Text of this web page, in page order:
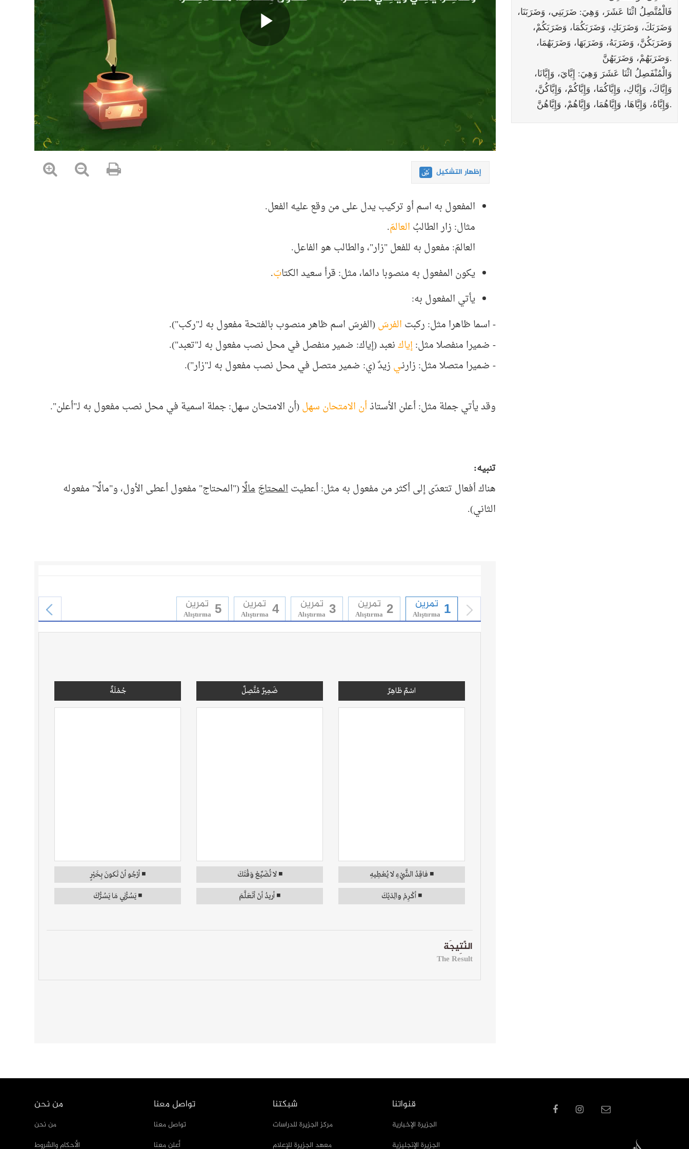
إظهار التشكيل
المفعول به اسم أو تركيب يدل على من وقع عليه الفعل.
مثال: زار الطالبُ العالمَ.
العالمَ: مفعول به للفعل "زار"، والطالب هو الفاعل.
يكون المفعول به منصوبا دائما، مثل: قرأ سعيد الكتابَ.
يأتي المفعول به:
- اسما ظاهرا مثل: ركبت الفرسَ(الفرسَ اسم ظاهر منصوب بالفتحة مفعول به لـ"ركب").
- ضميرا منفصلا مثل:إياكنعبد (إياك: ضمير منفصل في محل نصب مفعول به لـ"تعبد").
- ضميرا متصلا مثل: زارنـي زيدٌ (ي: ضمير متصل في محل نصب مفعول به لـ"زار").
وقد يأتي جملة مثل:أعلن الأستاذأن الامتحان سهل(أن الامتحان سهل: جملة اسمية في محل نصب مفعول به لـ"أعلن".
تنبيه:
هناك أفعال تتعدّى إلى أكثر من مفعول به مثل: أعطيتالمحتاجَمالًا("المحتاج" مفعول أعطى الأول، و"مالًا" مفعوله
الثاني).
فَالْمُتَّصِلُ اثْنَا عَشَرَ، وَهِيَ: ضَرَبَنِي، وَضَرَبَنَا،
وَضَرَبَكَ، وَضَرَبَكِ، وَضَرَبَكُمَا، وَضَرَبَكُمْ،
وَضَرَبَكُنَّ، وَضَرَبَهُ، وَضَرَبَهَا، وَضَرَبَهُمَا،
وَضَرَبَهُمْ، وَضَرَبَهُنَّ.
وَالْمُنْفَصِلُ اثْنَا عَشَرَ وَهِيَ: إِيَّايَ، وَإِيَّانَا،
وَإِيَّاكَ، وَإِيَّاكِ، وَإِيَّاكُمَا، وَإِيَّاكُمْ، وَإِيَّاكُنَّ،
وَإِيَّاهُ، وَإِيَّاهَا، وَإِيَّاهُمَا، وَإِيَّاهُمْ، وَإِيَّاهُنَّ.
من نحن
من نحن
الأحكام والشروط
تواصل معنا
تواصل معنا
أعلن معنا
شبكتنا
مركز الجزيرة للدراسات
معهد الجزيرة للإعلام
قنواتنا
الجزيرة الإخبارية
الجزيرة الإنجليزية